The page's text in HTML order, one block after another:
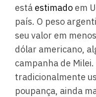
está estimado em
país. O peso
seu valor em
dólar americano,
campanha de
tradicionalmente
poupança, ainda